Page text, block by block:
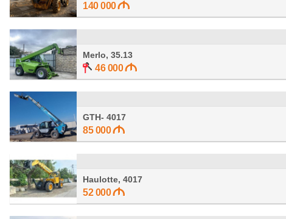
140 000
Merlo, 35.13
46 000
GTH- 4017
85 000
Haulotte, 4017
52 000